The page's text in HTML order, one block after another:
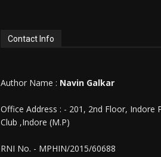
Contact Info
Author Name : Navin Galkar
Office Address : - 201, 2nd Floor, Indore
Club ,Indore (M.P)
RNI No. - MPHIN/2015/60688